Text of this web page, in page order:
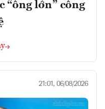
“ông lớn” công
21:01, 06/08/2026